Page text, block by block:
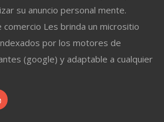
su anuncio personal mente.
Les brinda un micrositio
por los motores de
(google) y adaptable a cualquier